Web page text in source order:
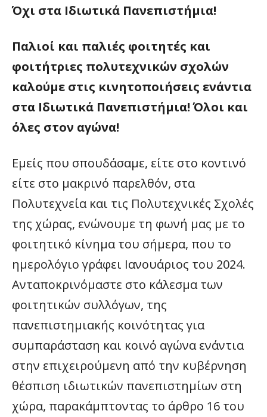
Όχι στα Ιδιωτικά Πανεπιστήμια!
Παλιοί και παλιές φοιτητές και
φοιτήτριες πολυτεχνικών σχολών
καλούμε στις κινητοποιήσεις ενάντια
στα Ιδιωτικά Πανεπιστήμια! Όλοι και
όλες στον αγώνα!
Εμείς που σπουδάσαμε, είτε στο κοντινό
είτε στο μακρινό παρελθόν, στα
Πολυτεχνεία και τις Πολυτεχνικές Σχολές
της χώρας, ενώνουμε τη φωνή μας με το
φοιτητικό κίνημα του σήμερα, που το
ημερολόγιο γράφει Ιανουάριος του 2024.
Ανταποκρινόμαστε στο κάλεσμα των
φοιτητικών συλλόγων, της
πανεπιστημιακής κοινότητας για
συμπαράσταση και κοινό αγώνα ενάντια
στην επιχειρούμενη από την κυβέρνηση
θέσπιση ιδιωτικών πανεπιστημίων στη
χώρα, παρακάμπτοντας το άρθρο 16 του